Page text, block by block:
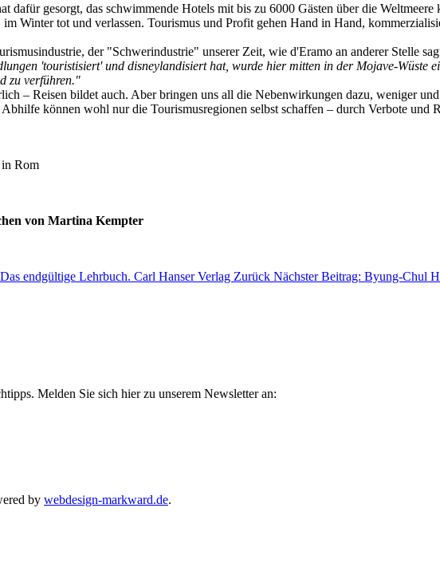
gesorgt, das schwimmende Hotels mit bis zu 6000 Gästen über die Weltmeere
Winter tot und verlassen. Tourismus und Profit gehen Hand in Hand,
der "Schwerindustrie" unserer Zeit, wie d'Eramo an anderer Stelle
'touristisiert' und disneylandisiert hat, wurde hier mitten in der Mojave-Wüste
zu verführen."
– Reisen bildet auch. Aber bringen uns all die Nebenwirkungen dazu, weniger
können wohl nur die Tourismusregionen selbst schaffen – durch Verbote und
in Rom
von Martina Kempter
endgültige Lehrbuch. Carl Hanser Verlag Zurück Nächster Beitrag: Byung-Chul
Melden Sie sich hier zu unserem Newsletter an:
by webdesign-markward.de.